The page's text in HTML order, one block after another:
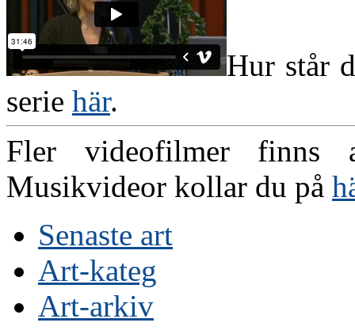
Hur står
serie här.
Fler videofilmer
Musikvideor kollar du på
Senaste art
Art-kateg
Art-arkiv